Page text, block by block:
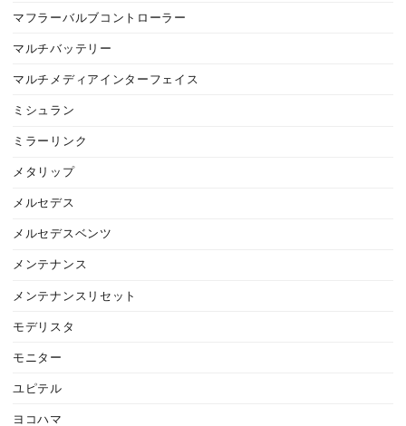
マフラーバルブコントローラー
マルチバッテリー
マルチメディアインターフェイス
ミシュラン
ミラーリンク
メタリップ
メルセデス
メルセデスベンツ
メンテナンス
メンテナンスリセット
モデリスタ
モニター
ユピテル
ヨコハマ